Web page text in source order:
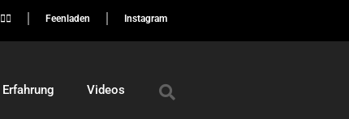
🏳️‍🌈 Feenladen Instagram
Erfahrung Videos